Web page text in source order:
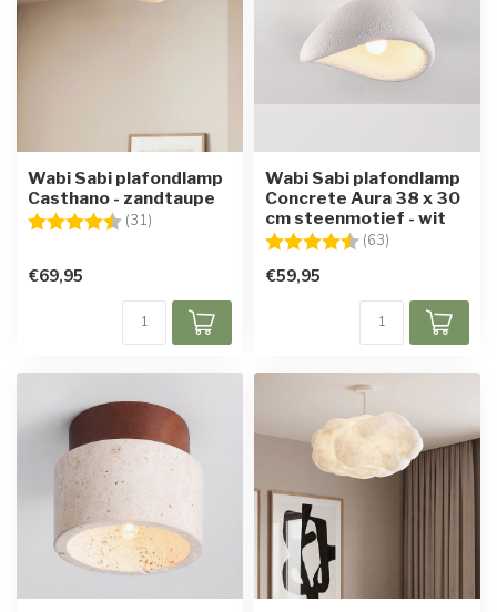
Wabi Sabi plafondlamp
Casthano - zandtaupe
Beoordeling: (31)
€69,95
Wabi Sabi plafondlamp
Concrete Aura 38 x 30
cm steenmotief - wit
Beoordeling: (63)
€59,95